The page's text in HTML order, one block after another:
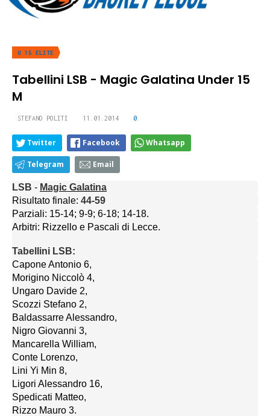
U 15 ELITE
Tabellini LSB - Magic Galatina Under 15
M
STEFANO POLITI 11.01.2014 0
Twitter Facebook Whatsapp
Telegram Email
LSB - Magic Galatina
Risultato finale: 44-59
Parziali: 15-14; 9-9; 6-18; 14-18.
Arbitri: Rizzello e Pascali di Lecce.
Tabellini LSB:
Capone Antonio 6,
Morigino Niccolò 4,
Ungaro Davide 2,
Scozzi Stefano 2,
Baldassarre Alessandro,
Nigro Giovanni 3,
Mancarella William,
Conte Lorenzo,
Lini Yi Min 8,
Ligori Alessandro 16,
Spedicati Matteo,
Rizzo Mauro 3.